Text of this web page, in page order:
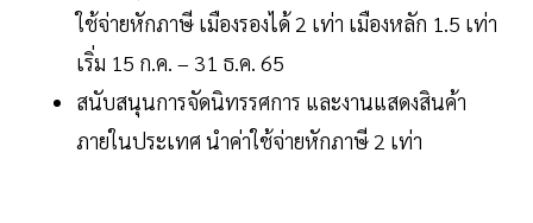
ใช้จ่ายหักภาษี เมืองรองได้ 2 เท่า เมืองหลัก 1.5 เท่า
เริ่ม 15 ก.ค. – 31 ธ.ค. 65
สนับสนุนการจัดนิทรรศการ และงานแสดงสินค้า
ภายในประเทศ นำค่าใช้จ่ายหักภาษี 2 เท่า